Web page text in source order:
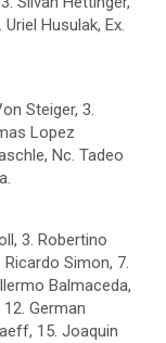
Husulak, Ex.
Steiger, 3.
Lopez
Nc. Tadeo
3. Robertino
Ricardo Simon, 7.
Balmaceda,
German
15. Joaquin